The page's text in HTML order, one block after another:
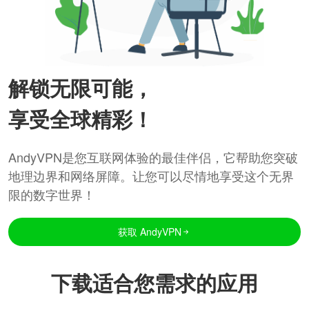
解锁无限可能，
享受全球精彩！
AndyVPN是您互联网体验的最佳伴侣，它帮助您突破
地理边界和网络屏障。让您可以尽情地享受这个无界
限的数字世界！
获取 AndyVPN
下载适合您需求的应用